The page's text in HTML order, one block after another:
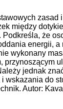
zasad
między
Podkreśla, że
energii, a
wykonany
przynoszącym
jednak
wskazania do
Autor: